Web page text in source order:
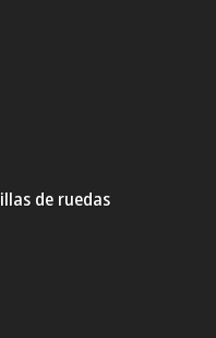
de ruedas